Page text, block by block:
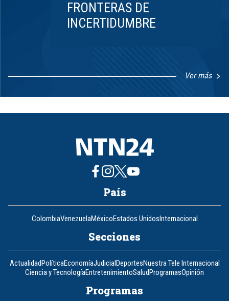
FRONTERAS DE
INCERTIDUMBRE
Ver más
1
8
País
ColombiaVenezuelaMéxicoEstados UnidosInternacional
Secciones
ActualidadPolíticaEconomíaJudicialDeportesNuestra Tele Internacional
Ciencia y TecnologíaEntretenimientoSaludProgramasOpinión
Programas